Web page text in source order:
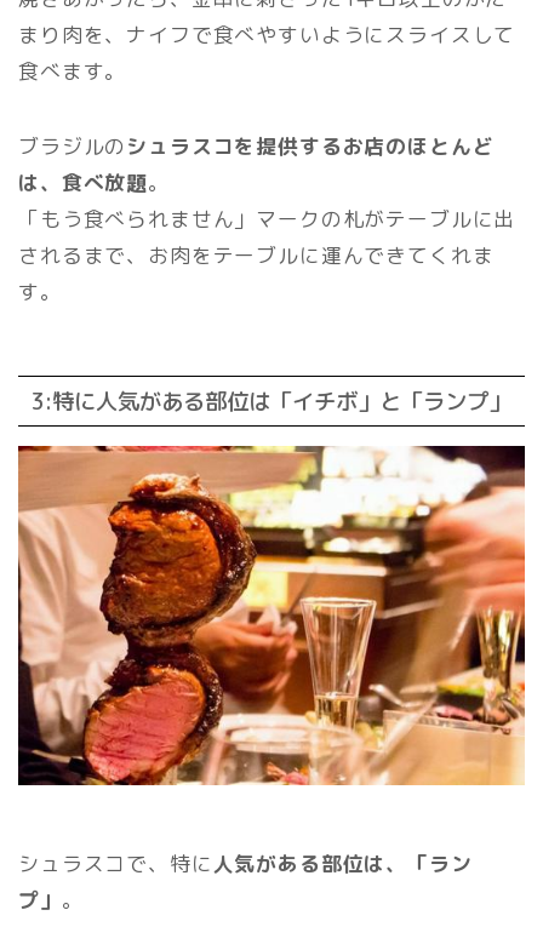
まり肉を、ナイフで食べやすいようにスライスして
食べます。
ブラジルの シュラスコを提供するお店のほとんど
は、食べ放題。
「もう食べられません」マークの札がテーブルに出
されるまで、お肉をテーブルに運んできてくれま
す。
3:特に人気がある部位は「イチボ」と「ランプ」
シュラスコで、特に人気がある部位は、「ラン
プ」 。